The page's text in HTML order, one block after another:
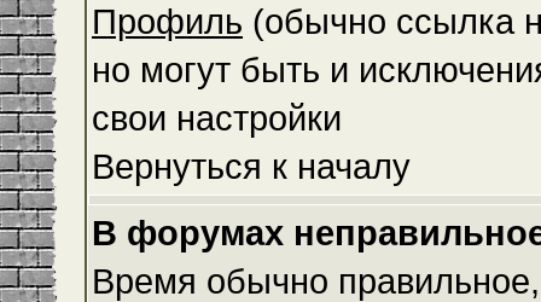
Профиль (обычно ссылка
но могут быть и
свои настройки
Вернуться к началу
В форумах
Время обычно